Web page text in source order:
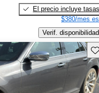
El precio incluye tasas
$380/mes
Verif. disponibilidad